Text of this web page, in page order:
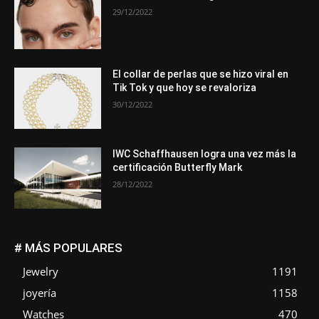
29/12/2022
El collar de perlas que se hizo viral en
Tik Tok y que hoy se revaloriza
30/12/2022
IWC Schaffhausen logra una vez más la
certificación Butterfly Mark
28/12/2022
# MÁS POPULARES
Jewelry
1191
joyería
1158
Watches
470